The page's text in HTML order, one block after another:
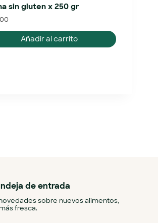
sin gluten x 250 gr
Añadir al carrito
de entrada
sobre nuevos alimentos,
fresca.